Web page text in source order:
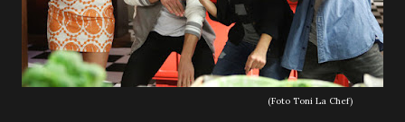
(Foto Toni La Chef)